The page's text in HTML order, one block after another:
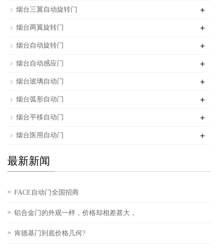
烟台三翼自动旋转门 +
烟台两翼旋转门 +
烟台自动旋转门 +
烟台自动感应门 +
烟台玻璃自动门 +
烟台弧形自动门 +
烟台平移自动门 +
烟台医用自动门 +
最新新闻
FACE自动门全国招商
铝合金门的外观一样，价格却相差甚大，
肯德基门到底价格几何?